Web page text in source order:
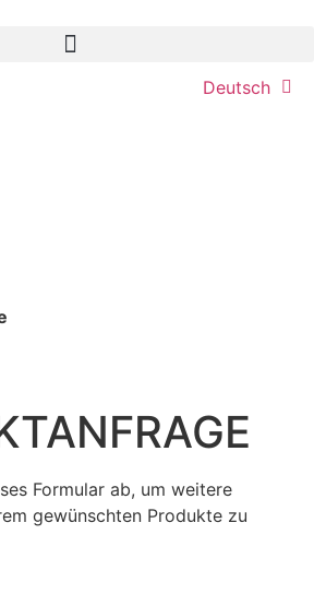
Deutsch
Formular ab, um weitere
gewünschten Produkte zu